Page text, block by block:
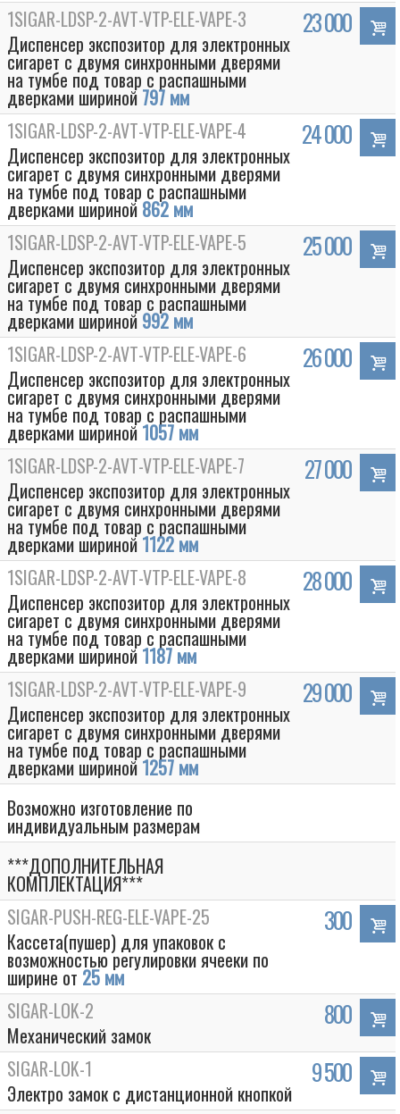
Box
1SIGAR-LDSP-2-AVT-VTP-ELE-VAPE-3
Диспенсер экспозитор для электронных
сигарет с двумя синхронными дверями
на тумбе под товар с распашными
дверками шириной 797 мм
23 000
1SIGAR-LDSP-2-AVT-VTP-ELE-VAPE-4
Диспенсер экспозитор для электронных
сигарет с двумя синхронными дверями
на тумбе под товар с распашными
дверками шириной 862 мм
24 000
1SIGAR-LDSP-2-AVT-VTP-ELE-VAPE-5
Диспенсер экспозитор для электронных
сигарет с двумя синхронными дверями
на тумбе под товар с распашными
дверками шириной 992 мм
25 000
1SIGAR-LDSP-2-AVT-VTP-ELE-VAPE-6
Диспенсер экспозитор для электронных
сигарет с двумя синхронными дверями
на тумбе под товар с распашными
дверками шириной 1057 мм
26 000
1SIGAR-LDSP-2-AVT-VTP-ELE-VAPE-7
Диспенсер экспозитор для электронных
сигарет с двумя синхронными дверями
на тумбе под товар с распашными
дверками шириной 1122 мм
27 000
1SIGAR-LDSP-2-AVT-VTP-ELE-VAPE-8
Диспенсер экспозитор для электронных
сигарет с двумя синхронными дверями
на тумбе под товар с распашными
дверками шириной 1187 мм
28 000
1SIGAR-LDSP-2-AVT-VTP-ELE-VAPE-9
Диспенсер экспозитор для электронных
сигарет с двумя синхронными дверями
на тумбе под товар с распашными
дверками шириной 1257 мм
29 000
Возможно изготовление по
индивидуальным размерам
***ДОПОЛНИТЕЛЬНАЯ
КОМПЛЕКТАЦИЯ***
SIGAR-PUSH-REG-ELE-VAPE-25
Кассета(пушер) для упаковок с
возможностью регулировки ячееки по
ширине от 25 мм
300
SIGAR-LOK-2
Механический замок
800
SIGAR-LOK-1
Электро замок с дистанционной кнопкой
9 500